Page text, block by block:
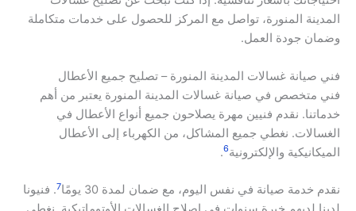
المدينة المنورة، تواصل مع المركز للحصول على خدمات متكاملة
وضمان جودة العمل.
فني صيانة غسالات المدينة المنورة – تصليح جميع الأعطال
فني متخصص في صيانة غسالات المدينة المنورة يعتبر من أهم
خدماتنا. نقدم فنيين مهرة يصلاحون جميع أنواع الأعطال في
الغسالات. نغطي جميع المشاكل، من الكهرباء إلى الأعطال
الميكانيكية والإلكترونية6
.
نقدم خدمة صيانة في نفس اليوم، مع ضمان لمدة 30 يومًا 7. فنيونا